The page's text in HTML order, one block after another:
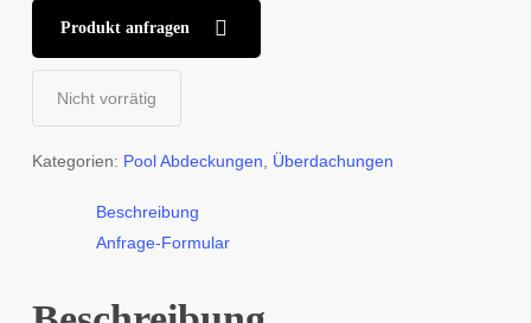
Produkt anfragen
Nicht vorrätig
Kategorien: Pool Abdeckungen Überdachungen
Beschreibung
Anfrage-Formular